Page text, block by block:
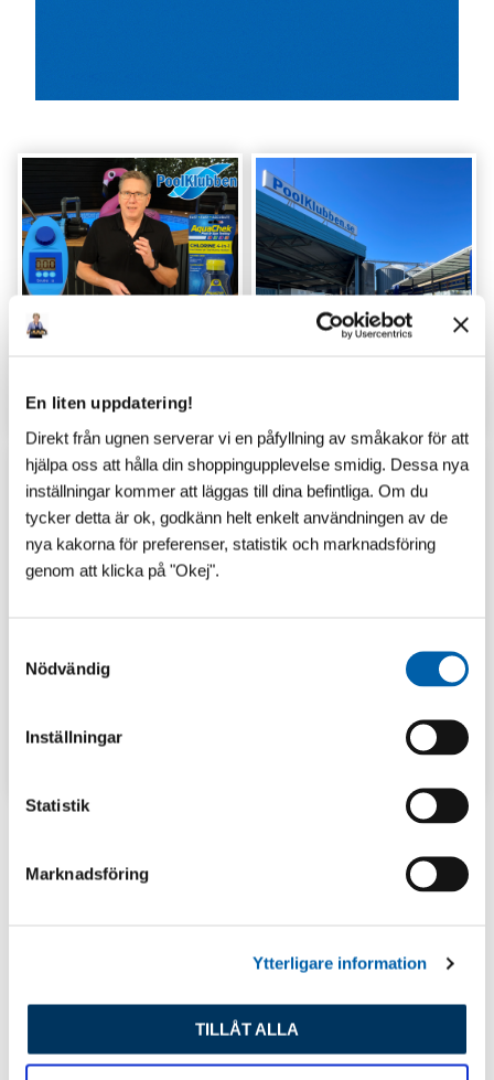
En liten uppdatering!
Direkt från ugnen serverar vi en påfyllning av småkakor för att
hjälpa oss att hålla din shoppingupplevelse smidig. Dessa nya
inställningar kommer att läggas till dina befintliga. Om du
tycker detta är ok, godkänn helt enkelt användningen av de
nya kakorna för preferenser, statistik och marknadsföring
genom att klicka på "Okej".
Nödvändig
Inställningar
Statistik
Marknadsföring
Ytterligare information
TILLÅT ALLA
GUIDER
Senaste inlägg